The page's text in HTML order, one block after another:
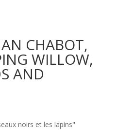
CHABOT,
WILLOW,
AND
noirs et les lapins"